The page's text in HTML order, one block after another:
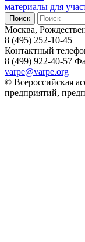
материалы для
Москва,
8 (495) 252-10-45
Контактный
8 (499) 922-40-57
varpe@varpe.org
© Всероссийская
предприятий,